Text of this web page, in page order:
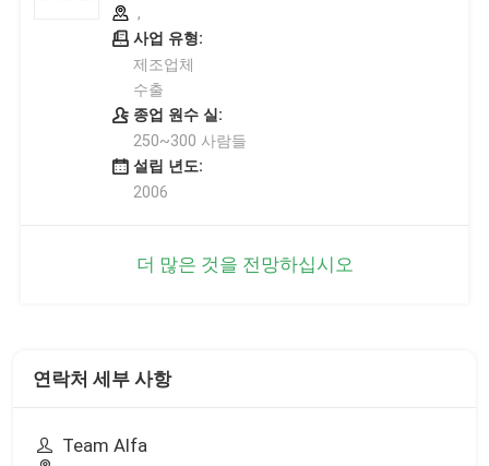
,
사업 유형:
제조업체
수출
종업 원수 실:
250~300 사람들
설립 년도:
2006
더 많은 것을 전망하십시오
연락처 세부 사항
Team Alfa